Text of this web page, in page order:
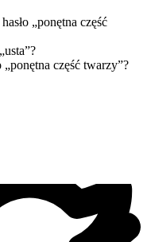
„ponętna część
część twarzy”?